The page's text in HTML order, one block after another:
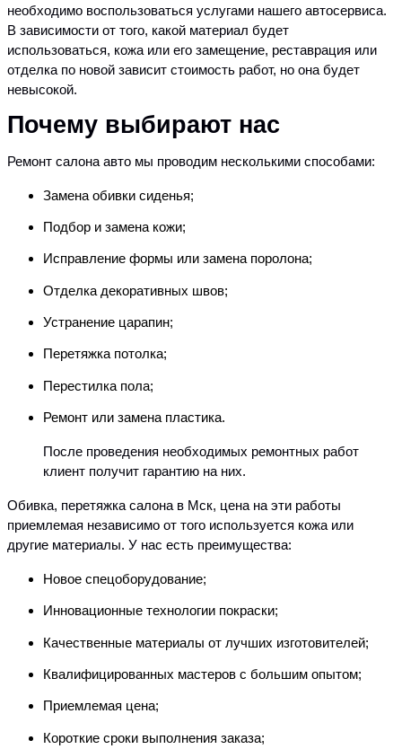
необходимо воспользоваться услугами нашего автосервиса.
В зависимости от того, какой материал будет
использоваться, кожа или его замещение, реставрация или
отделка по новой зависит стоимость работ, но она будет
невысокой.
Почему выбирают нас
Ремонт салона авто мы проводим несколькими способами:
Замена обивки сиденья;
Подбор и замена кожи;
Исправление формы или замена поролона;
Отделка декоративных швов;
Устранение царапин;
Перетяжка потолка;
Перестилка пола;
Ремонт или замена пластика.
После проведения необходимых ремонтных работ
клиент получит гарантию на них.
Обивка, перетяжка салона в Мск, цена на эти работы
приемлемая независимо от того используется кожа или
другие материалы. У нас есть преимущества:
Новое спецоборудование;
Инновационные технологии покраски;
Качественные материалы от лучших изготовителей;
Квалифицированных мастеров с большим опытом;
Приемлемая цена;
Короткие сроки выполнения заказа;